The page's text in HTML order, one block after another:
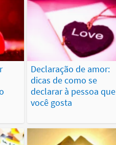
Declaração de amor:
dicas de como se
declarar à pessoa que
você gosta